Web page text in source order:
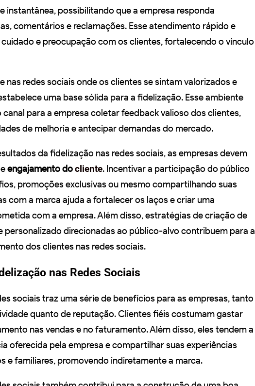
instantânea, possibilitando que a empresa responda
comentários e reclamações. Esse atendimento rápido e
e preocupação com os clientes, fortalecendo o vínculo
nas redes sociais onde os clientes se sintam valorizados e
uma base sólida para a fidelização. Esse ambiente
para a empresa coletar feedback valioso dos clientes,
de melhoria e antecipar demandas do mercado.
da fidelização nas redes sociais, as empresas devem
engajamento docliente. Incentivar a participação do público
promoções exclusivas ou mesmo compartilhando suas
com a marca ajuda a fortalecer os laços e criar uma
com a empresa. Além disso, estratégias de criação de
personalizado direcionadas ao público-alvo contribuem para a
dos clientes nas redes sociais.
nas Redes Sociais
sociais traz uma série de benefícios para as empresas, tanto
quanto de reputação. Clientes fiéis costumam gastar
nas vendas e no faturamento. Além disso, eles tendem a
oferecida pela empresa e compartilhar suas experiências
e familiares, promovendo indiretamente a marca.